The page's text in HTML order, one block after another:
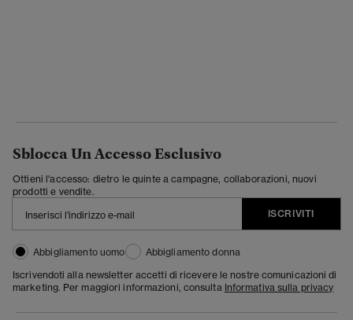
Sblocca Un Accesso Esclusivo
Ottieni l'accesso: dietro le quinte a campagne, collaborazioni, nuovi
prodotti e vendite.
ISCRIVITI
Abbigliamento uomo
Abbigliamento donna
Iscrivendoti alla newsletter accetti di ricevere le nostre comunicazioni di
marketing. Per maggiori informazioni, consulta Informativa sulla privacy